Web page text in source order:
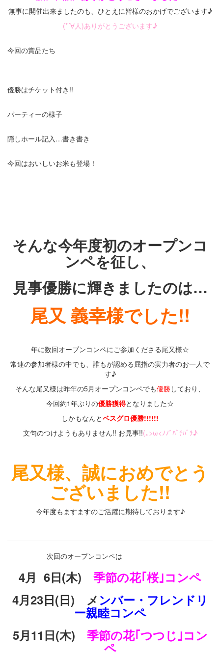
無事に開催出来ましたのも、ひとえに皆様のおかげでございます♪
(*´∀人)ありがとうございます♪
今回の賞品たち
優勝はチケット付き!!
パーティーの様子
隠しホール記入…書き書き
今回はおいしいお米も登場！
そんな今年度初のオープンコ
ンペを征し、
見事優勝に輝きましたのは…
尾又 義幸様でした!!
年に数回オープンコンペにご参加くださる尾又様☆
常連の参加者様の中でも、誰もが認める屈指の実力者のお一人で
す♪
そんな尾又様は昨年の5月オープンコンペでも優勝しており、
今回約1年ぶりの優勝獲得となりました☆
しかもなんとベスグロ優勝!!!!!!
文句のつけようもありません!! お見事!!(｡>ω<ﾉﾉﾞﾊﾟﾁﾊﾟﾁ♪
尾又様、誠におめでとう
ございました!!
今年度もますますのご活躍に期待しております♪
次回のオープンコンペは
4月 6日(木) 季節の花｢桜｣コンペ
4月23日(日) メンバー・フレンドリ
ー親睦コンペ
5月11日(木) 季節の花｢つつじ｣コン
ペ